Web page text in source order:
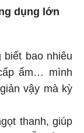
dụng lớn
bao nhiêu
ẩm… mình
vậy mà kỳ
thanh, giúp